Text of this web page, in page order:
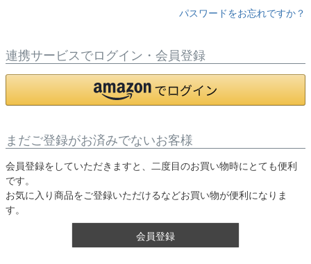
パスワードをお忘れですか？
連携サービスでログイン・会員登録
まだご登録がお済みでないお客様
会員登録をしていただきますと、二度目のお買い物時にとても便利
です。
お気に入り商品をご登録いただけるなどお買い物が便利になりま
す。
会員登録